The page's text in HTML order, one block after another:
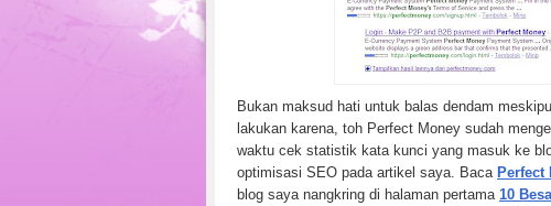
Bukan maksud hati untuk balas dendam
lakukan karena, toh Perfect Money sudah
waktu cek statistik kata kunci yang masuk ke
optimisasi SEO pada artikel saya. Baca Perfect
blog saya nangkring di halaman pertama 10